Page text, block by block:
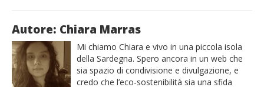
Autore: Chiara Marras
Mi chiamo Chiara e vivo in una piccola isola
della Sardegna. Spero ancora in un web che
sia spazio di condivisione e divulgazione, e
credo che l’eco-sostenibilità sia una sfida